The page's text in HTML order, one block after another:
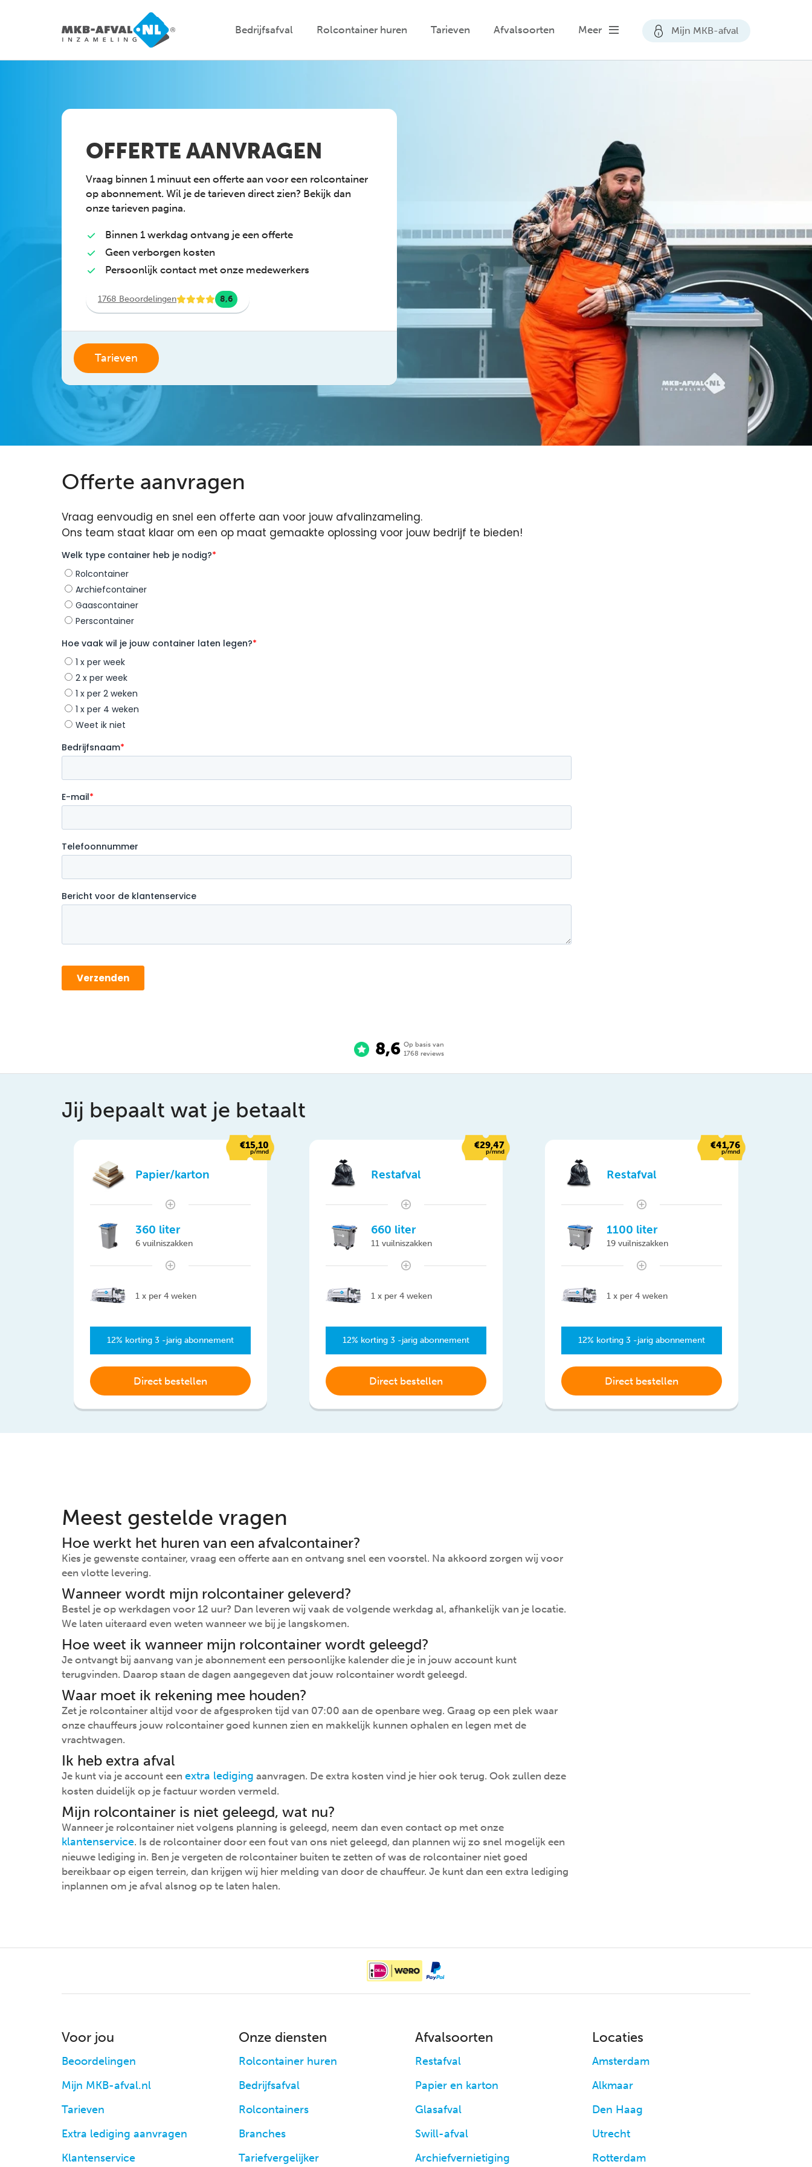
Bedrijfsafval Rolcontainer huren Tarieven Afvalsoorten Meer Mijn MKB-afval
OFFERTE AANVRAGEN
Vraag binnen 1 minuut een offerte aan voor een rolcontainer
op abonnement. Wil je de tarieven direct zien? Bekijk dan
onze tarieven pagina.
Binnen 1 werkdag ontvang je een offerte
Geen verborgen kosten
Persoonlijk contact met onze medewerkers
1768 Beoordelingen 8,6
Tarieven
Offerte aanvragen
8,6 Op basis van
1768 reviews
Jij bepaalt wat je betaalt
Papier/karton
360 liter
6 vuilniszakken
1 x per 4 weken
12% korting 3 -jarig abonnement
Direct bestellen
€15,10
p/mnd
Restafval
660 liter
11 vuilniszakken
1 x per 4 weken
12% korting 3 -jarig abonnement
Direct bestellen
€29,47
p/mnd
Restafval
1100 liter
19 vuilniszakken
1 x per 4 weken
12% korting 3 -jarig abonnement
Direct bestellen
€41,76
p/mnd
Meest gestelde vragen
Hoe werkt het huren van een afvalcontainer?
Kies je gewenste container, vraag een offerte aan en ontvang snel een voorstel. Na akkoord zorgen wij voor
een vlotte levering.
Wanneer wordt mijn rolcontainer geleverd?
Bestel je op werkdagen voor 12 uur? Dan leveren wij vaak de volgende werkdag al, afhankelijk van je locatie.
We laten uiteraard even weten wanneer we bij je langskomen.
Hoe weet ik wanneer mijn rolcontainer wordt geleegd?
Je ontvangt bij aanvang van je abonnement een persoonlijke kalender die je in jouw account kunt
terugvinden. Daarop staan de dagen aangegeven dat jouw rolcontainer wordt geleegd.
Waar moet ik rekening mee houden?
Zet je rolcontainer altijd voor de afgesproken tijd van 07:00 aan de openbare weg. Graag op een plek waar
onze chauffeurs jouw rolcontainer goed kunnen zien en makkelijk kunnen ophalen en legen met de
vrachtwagen.
Ik heb extra afval
Je kunt via je account een extra lediging aanvragen. De extra kosten vind je hier ook terug. Ook zullen deze
kosten duidelijk op je factuur worden vermeld.
Mijn rolcontainer is niet geleegd, wat nu?
Wanneer je rolcontainer niet volgens planning is geleegd, neem dan even contact op met onze
klantenservice. Is de rolcontainer door een fout van ons niet geleegd, dan plannen wij zo snel mogelijk een
nieuwe lediging in. Ben je vergeten de rolcontainer buiten te zetten of was de rolcontainer niet goed
bereikbaar op eigen terrein, dan krijgen wij hier melding van door de chauffeur. Je kunt dan een extra lediging
inplannen om je afval alsnog op te laten halen.
Voor jou
Beoordelingen
Mijn MKB-afval.nl
Tarieven
Extra lediging aanvragen
Klantenservice
Onze diensten
Rolcontainer huren
Bedrijfsafval
Rolcontainers
Branches
Tariefvergelijker
Afvalsoorten
Restafval
Papier en karton
Glasafval
Swill-afval
Archiefvernietiging
Locaties
Amsterdam
Alkmaar
Den Haag
Utrecht
Rotterdam